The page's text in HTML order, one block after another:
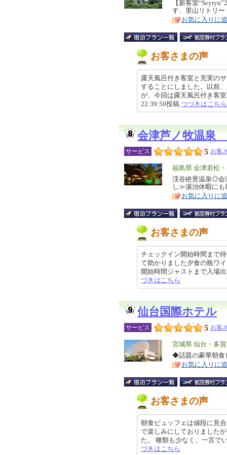
リ
ア
特
徴
【新客室
す、里山リトリー
お気に入りに
お客さまの声
露天風呂付き客室と充実の
することにしました。以前
が、今回は露天風呂付き客
22:39:50投稿 つづきはこちら
会津芦ノ牧温泉
サービス 5 お客
エ
リ
ア
福島県 会津若松
特
徴
渓谷絶景温泉◎会
し≫湯治休暇にも
お気に入りに
お客さまの声
チェックイン開始時間まで
て助かりました夕食の瓶ワ
開始時間ジャストまで入場
づきはこちら
仙台国際ホテル
サービス 5 お客
エ
リ
ア
宮城県 仙台・多
特
徴
◆話題の豪華朝
お気に入りに
お客さまの声
朝食ビュッフェは値段に見
で楽しみにしておりました
た。 種類も少なく、一言
づきはこちら